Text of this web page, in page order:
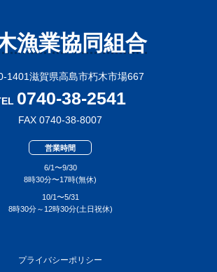
漁業協同組合
1401滋賀県高島市朽木市場667
0740-38-2541
FAX 0740-38-8007
営業時間
6/1〜9/30
8時30分〜17時(無休)
10/1〜5/31
8時30分～12時30分(土日祝休)
プライバシーポリシー